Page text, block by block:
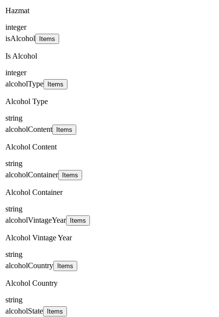
Hazmat
integer
isAlcohol
Items
Is Alcohol
integer
alcoholType
Items
Alcohol Type
string
alcoholContent
Items
Alcohol Content
string
alcoholContainer
Items
Alcohol Container
string
alcoholVintageYear
Items
Alcohol Vintage Year
string
alcoholCountry
Items
Alcohol Country
string
alcoholState
Items